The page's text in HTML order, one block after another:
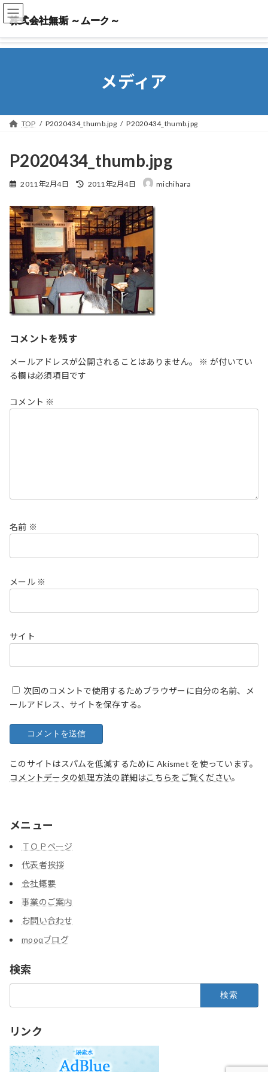
株式会社無垢 ～ムーク～
株式会社無垢 ～ムーク～
メディア
TOP P2020434_thumb.jpg P2020434_thumb.jpg
P2020434_thumb.jpg
2011年2月4日
最
新
日
時
:
2011年2月4日 michihara
コメントを残す
メールアドレスが公開されることはありません。 ※ が付いてい
る欄は必須項目です
コメント ※
名前 ※
メール ※
サイト
次回のコメントで使用するためブラウザーに自分の名前、メ
ールアドレス、サイトを保存する。
このサイトはスパムを低減するために Akismet を使っています。
コメントデータの処理方法の詳細はこちらをご覧ください。
メニュー
ＴＯＰページ
代表者挨拶
会社概要
事業のご案内
お問い合わせ
mooqブログ
検索
リンク